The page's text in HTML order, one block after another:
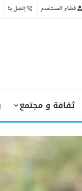
فضاء المستخدم إتصل بنا
ثقافة و مجتمع